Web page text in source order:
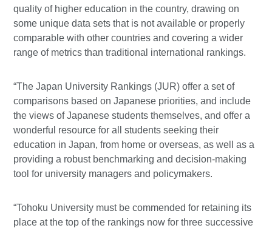
quality of higher education in the country, drawing on
some unique data sets that is not available or properly
comparable with other countries and covering a wider
range of metrics than traditional international rankings.
“The Japan University Rankings (JUR) offer a set of
comparisons based on Japanese priorities, and include
the views of Japanese students themselves, and offer a
wonderful resource for all students seeking their
education in Japan, from home or overseas, as well as a
providing a robust benchmarking and decision-making
tool for university managers and policymakers.
“Tohoku University must be commended for retaining its
place at the top of the rankings now for three successive